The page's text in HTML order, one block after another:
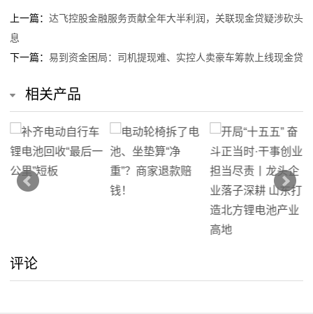
上一篇： 达飞控股金融服务贡献全年大半利润，关联现金贷疑涉砍头
息
下一篇： 易到资金困局：司机提现难、实控人卖豪车筹款上线现金贷
相关产品
评论